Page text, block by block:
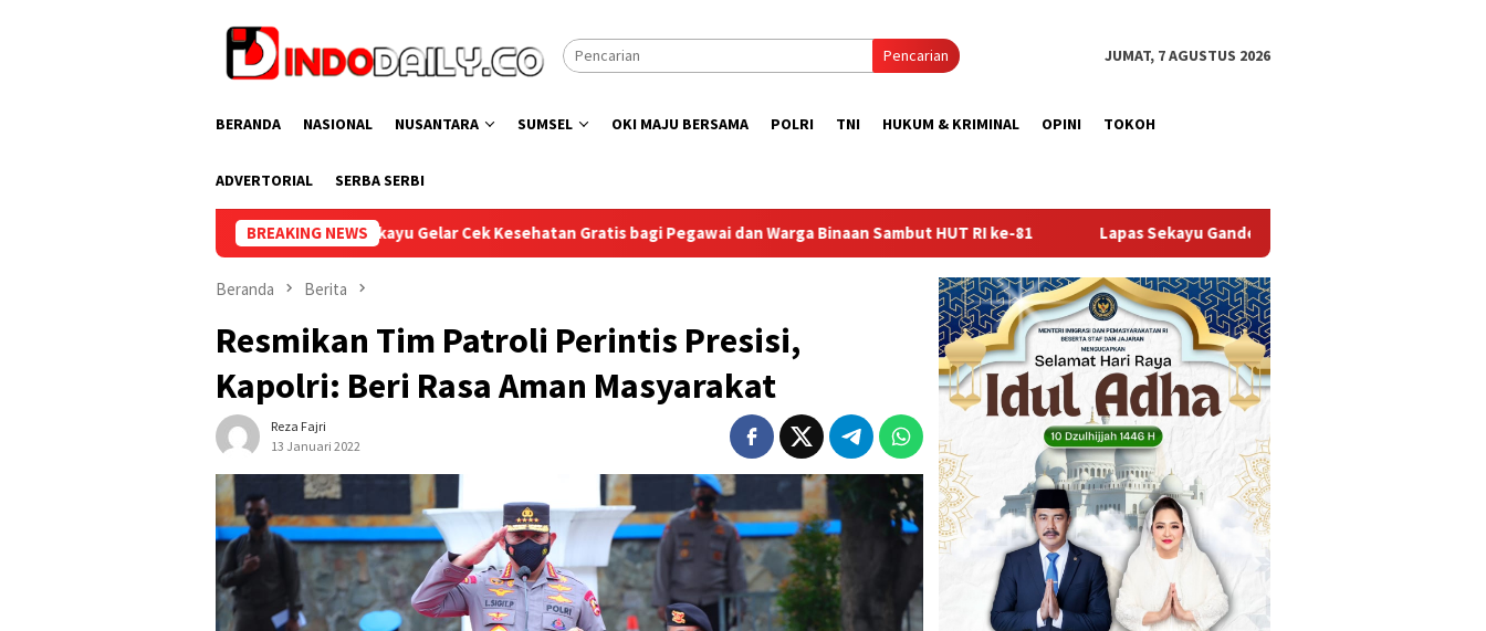
Pencarian JUMAT, 7 AGUSTUS 2026
BERANDA NASIONAL NUSANTARA SUMSEL OKI MAJU BERSAMA POLRI TNI HUKUM & KRIMINAL OPINI TOKOH
ADVERTORIAL SERBA SERBI
BREAKING NEWS
Lapas Sekayu Gelar Cek Kesehatan Gratis bagi Pegawai dan Warga Binaan Sambut HUT RI ke-81 Lapas Sekayu Gandeng Kwarcab Muba Berikan Materi Dasar Kepramukaan ke
Beranda Berita
Resmikan Tim Patroli Perintis Presisi,
Kapolri: Beri Rasa Aman Masyarakat
Reza Fajri
13 Januari 2022